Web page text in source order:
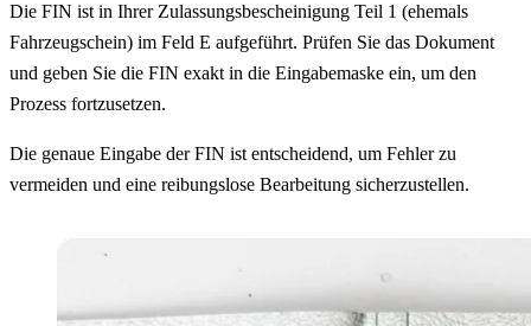
Die FIN ist in Ihrer Zulassungsbescheinigung Teil 1 (ehemals
Fahrzeugschein) im Feld E aufgeführt. Prüfen Sie das Dokument
und geben Sie die FIN exakt in die Eingabemaske ein, um den
Prozess fortzusetzen.
Die genaue Eingabe der FIN ist entscheidend, um Fehler zu
vermeiden und eine reibungslose Bearbeitung sicherzustellen.